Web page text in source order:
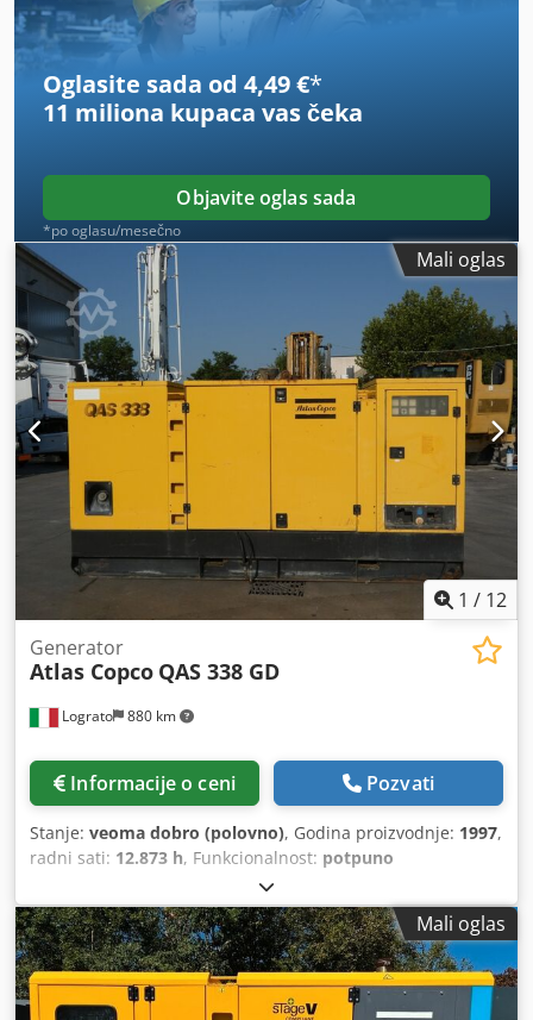
Oglasite sada od 4,49 €*
11 miliona kupaca vas čeka
Objavite oglas sada
*po oglasu/mesečno
Mali oglas
1 / 12
Lograto 880 km
Generator
Atlas Copco QAS 338 GD
Informacije o ceni Pozvati
Stanje: veoma dobro (polovno), Godina proizvodnje: 1997,
radni sati: 12.873 h, Funkcionalnost: potpuno
, ukupna težina:4.800 kg
nazivna snaga (prividna):300 kVA, proizvođač motora:
DETROIT DIESEL, vrsta hlađenja:voda, ATLAS COPCO QAS
338 GD, KWA 300, godište 1997, radno vreme 12873 sata,
motor DETROIT DIESEL S60, hlađenje vodom, težina 4800
kg. Dwjdpfxoztpm Do Aklja
Mali oglas